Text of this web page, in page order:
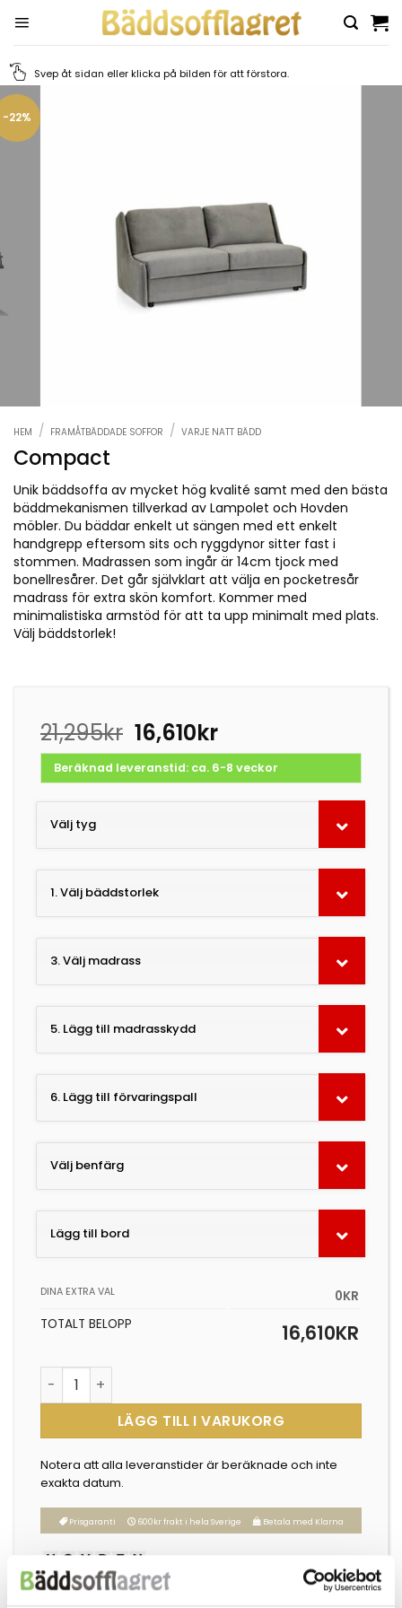
Svep åt sidan eller klicka på bilden för att förstora.
-22%
HEM / FRAMÅTBÄDDADE SOFFOR / VARJE NATT BÄDD
Compact
Unik bäddsoffa av mycket hög kvalité samt med den bästa
bäddmekanismen tillverkad av Lampolet och Hovden
möbler. Du bäddar enkelt ut sängen med ett enkelt
handgrepp eftersom sits och ryggdynor sitter fast i
stommen. Madrassen som ingår är 14cm tjock med
bonellresårer. Det går självklart att välja en pocketresår
madrass för extra skön komfort. Kommer med
minimalistiska armstöd för att ta upp minimalt med plats.
Välj bäddstorlek!
21,295kr Det
ursprungliga
priset
var:
21,295kr.
16,610krDet
nuvarande
priset
är:
16,610kr.
Beräknad leveranstid: ca. 6-8 veckor
Välj tyg
1. Välj bäddstorlek
3. Välj madrass
5. Lägg till madrasskydd
6. Lägg till förvaringspall
Välj benfärg
Lägg till bord
DINA EXTRA VAL
0KR
TOTALT BELOPP
16,610KR
Compact mängd
LÄGG TILL I VARUKORG
Notera att alla leveranstider är beräknade och inte
exakta datum.
Prisgaranti 600kr frakt i hela Sverige Betala med Klarna
Kategorier:Bäddsoffa 120x200 cm,Bäddsoffa 140x200